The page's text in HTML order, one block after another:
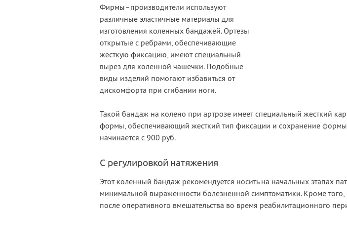
Фирмы–производители используют
различные эластичные материалы для
изготовления коленных бандажей. Ортезы
открытые с ребрами, обеспечивающие
жесткую фиксацию, имеют специальный
вырез для коленной чашечки. Подобные
виды изделий помогают избавиться от
дискомфорта при сгибании ноги.
Такой бандаж на колено при артрозе имеет специальный жесткий
формы, обеспечивающий жесткий тип фиксации и сохранение
начинается с 900 руб.
С регулировкой натяжения
Этот коленный бандаж рекомендуется носить на начальных этапах
минимальной выраженности болезненной симптоматики. Кроме
после оперативного вмешательства во время реабилитационного